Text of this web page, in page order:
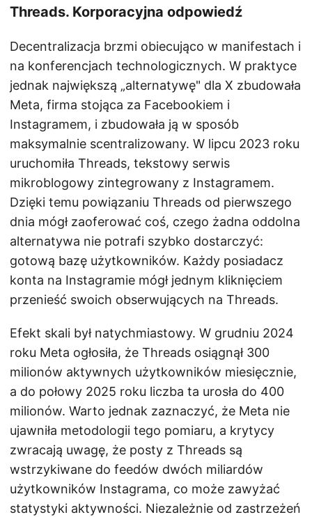
Threads. Korporacyjna odpowiedź
Decentralizacja brzmi obiecująco w manifestach i
na konferencjach technologicznych. W praktyce
jednak największą „alternatywę" dla X zbudowała
Meta, firma stojąca za Facebookiem i
Instagramem, i zbudowała ją w sposób
maksymalnie scentralizowany. W lipcu 2023 roku
uruchomiła Threads, tekstowy serwis
mikroblogowy zintegrowany z Instagramem.
Dzięki temu powiązaniu Threads od pierwszego
dnia mógł zaoferować coś, czego żadna oddolna
alternatywa nie potrafi szybko dostarczyć:
gotową bazę użytkowników. Każdy posiadacz
konta na Instagramie mógł jednym kliknięciem
przenieść swoich obserwujących na Threads.
Efekt skali był natychmiastowy. W grudniu 2024
roku Meta ogłosiła, że Threads osiągnął 300
milionów aktywnych użytkowników miesięcznie,
a do połowy 2025 roku liczba ta urosła do 400
milionów. Warto jednak zaznaczyć, że Meta nie
ujawniła metodologii tego pomiaru, a krytycy
zwracają uwagę, że posty z Threads są
wstrzykiwane do feedów dwóch miliardów
użytkowników Instagrama, co może zawyżać
statystyki aktywności. Niezależnie od zastrzeżeń